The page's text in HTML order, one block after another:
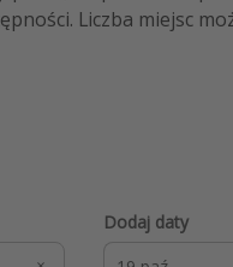
Liczba miejsc
Dodaj daty